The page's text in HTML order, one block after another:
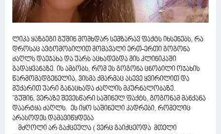
ლიკა ყაზბეგი გუშინ მომხდარ სემზარავ ფაქტს იხსენებს, რა
დროსაც ავტომობილით მომავალი ერთ-ერთი გოგონა
ძაღლს დაეჯახა და უარს აცხადებდა მის კლინიკაში
გადაყვანაზე. ის ამბობს, რომ ეს გოგონა ცნობილი ოჯახის
წარმომადგენელია, ვისმა ქმარმაც ასევე ყვირილით და
მუქარით უარი განაცხადა ძაღლის მკურნალობაზე.
"გუშინ, ვერაზე შევესწარი საშინელ ფაქტს, გოგონამ მანქანა
დაარტყა ძაღლს. ეს იყო საშინელი კადრები, რომელიც
არასოდეს დამავიწყდება
მძღოლი არ გაქცეულა ( ვერც გაიქცეოდა მთელი